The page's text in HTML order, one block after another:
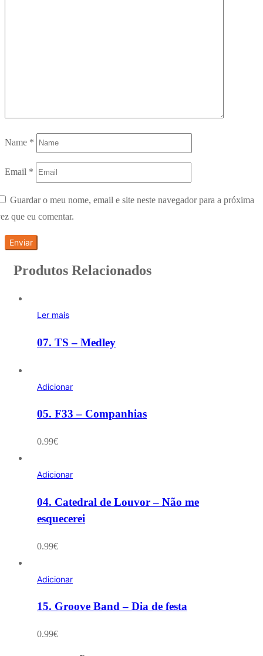
Name *
Email *
Guardar o meu nome, email e site neste navegador para a próxima
que eu comentar.
Produtos Relacionados
Ler mais
07. TS – Medley
Adicionar
05. F33 – Companhias
0.99€
Adicionar
04. Catedral de Louvor – Não me
esquecerei
0.99€
Adicionar
15. Groove Band – Dia de festa
0.99€